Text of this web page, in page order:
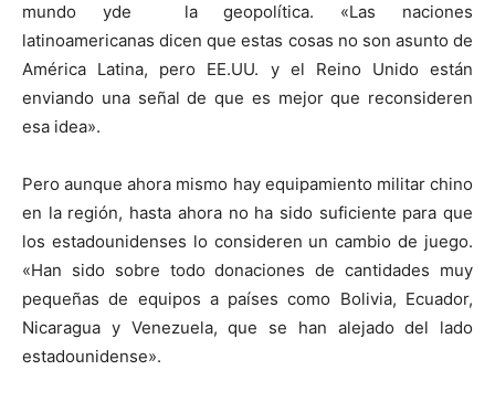
mundo yde la geopolítica. «Las naciones
latinoamericanas dicen que estas cosas no son asunto de
América Latina, pero EE.UU. y el Reino Unido están
enviando una señal de que es mejor que reconsideren
esa idea».
Pero aunque ahora mismo hay equipamiento militar chino
en la región, hasta ahora no ha sido suficiente para que
los estadounidenses lo consideren un cambio de juego.
«Han sido sobre todo donaciones de cantidades muy
pequeñas de equipos a países como Bolivia, Ecuador,
Nicaragua y Venezuela, que se han alejado del lado
estadounidense».